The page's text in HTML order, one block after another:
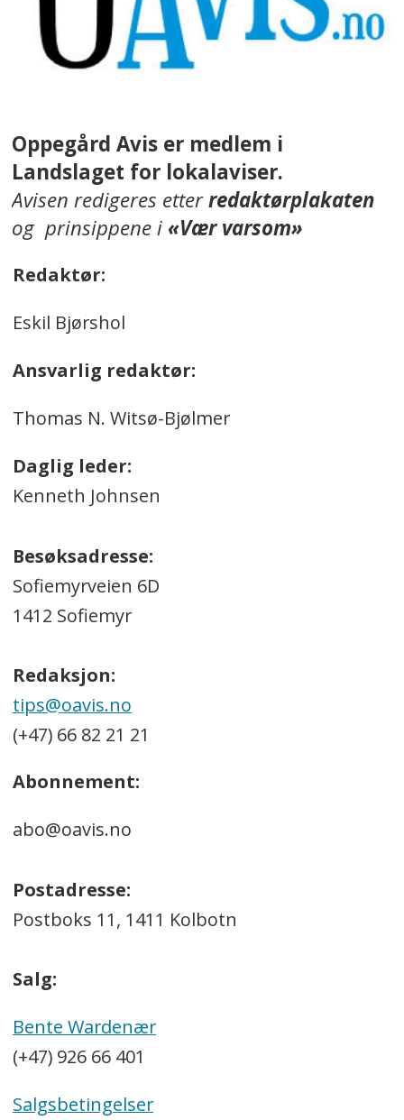
Oppegård Avis er medlem i
Landslaget for lokalaviser.
Avisen redigeres etterredaktørplakaten
og prinsippene i«Vær varsom»
Redaktør:
Eskil Bjørshol
Ansvarlig redaktør:
Thomas N. Witsø-Bjølmer
Daglig leder:
Kenneth Johnsen
Besøksadresse:
Sofiemyrveien 6D
1412 Sofiemyr
Redaksjon:
tips@oavis.no
(+47) 66 82 21 21
Abonnement:
abo@oavis.no
Postadresse:
Postboks 11, 1411 Kolbotn
Salg:
Bente Wardenær
(+47) 926 66 401
Salgsbetingelser